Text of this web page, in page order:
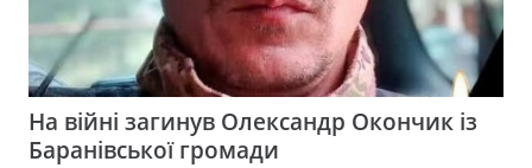
На війні загинув Олександр Окончик із
Баранівської громади